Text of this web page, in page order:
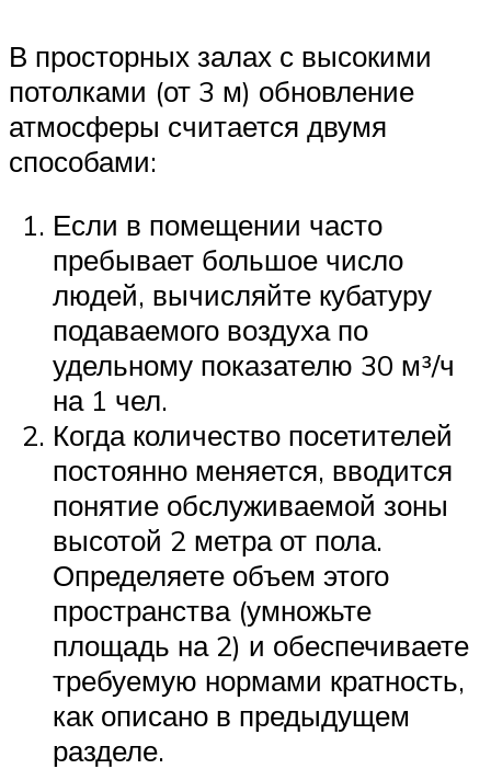
В просторных залах с высокими
потолками (от 3 м) обновление
атмосферы считается двумя
способами:
Если в помещении часто
пребывает большое число
людей, вычисляйте кубатуру
подаваемого воздуха по
удельному показателю 30 м³/ч
на 1 чел.
Когда количество посетителей
постоянно меняется, вводится
понятие обслуживаемой зоны
высотой 2 метра от пола.
Определяете объем этого
пространства (умножьте
площадь на 2) и обеспечиваете
требуемую нормами кратность,
как описано в предыдущем
разделе.